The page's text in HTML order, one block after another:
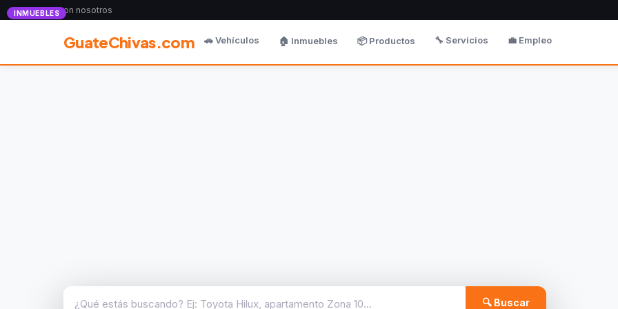
Anunciate con nosotros
GuateChivas.com 🚗 Vehículos 🏠 Inmuebles 📦 Productos 🔧 Servicios 💼 Empleo
🔍 Buscar
INMUEBLES